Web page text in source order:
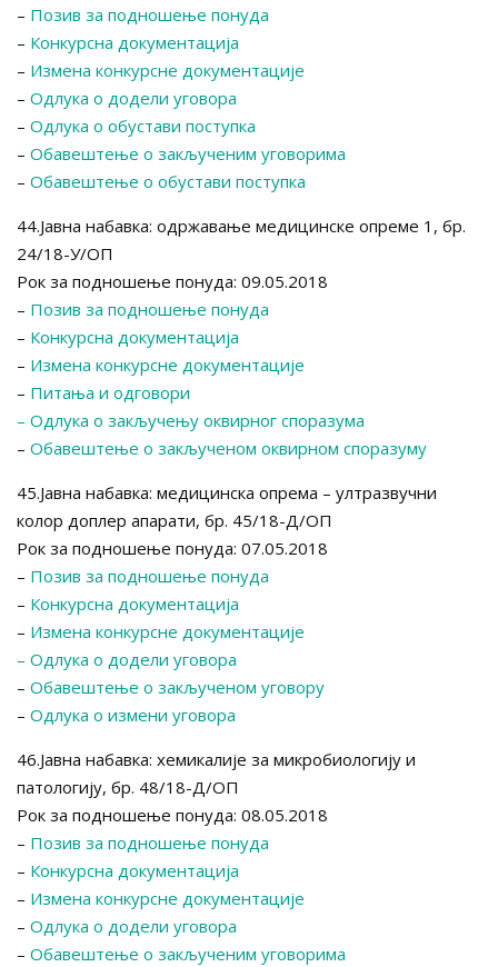
– Позив за подношење понуда
– Конкурсна документација
– Измена конкурсне документације
– Одлука о додели уговора
– Одлука о обустави поступка
– Обавештење о закљученим уговорима
– Обавештење о обустави поступка
44.Јавна набавка: одржавање медицинске опреме 1, бр.
24/18-У/ОП
Рок за подношење понуда: 09.05.2018
– Позив за подношење понуда
– Конкурсна документација
– Измена конкурсне документације
– Питања и одговори
– Одлука о закључењу оквирног споразума
– Обавештење о закљученом оквирном споразуму
45.Јавна набавка: медицинска опрема – ултразвучни
колор доплер апарати, бр. 45/18-Д/ОП
Рок за подношење понуда: 07.05.2018
– Позив за подношење понуда
– Конкурсна документација
– Измена конкурсне документације
– Одлука о додели уговора
– Обавештење о закљученом уговору
– Одлука о измени уговора
46.Јавна набавка: хемикалије за микробиологију и
патологију, бр. 48/18-Д/ОП
Рок за подношење понуда: 08.05.2018
– Позив за подношење понуда
– Конкурсна документација
– Измена конкурсне документације
– Одлука о додели уговора
– Обавештење о закљученим уговорима